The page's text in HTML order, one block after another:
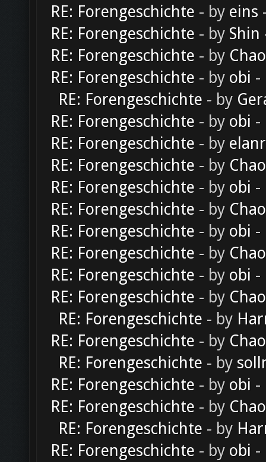
RE: Forengeschichte - by eins
RE: Forengeschichte - by Shin
RE: Forengeschichte - by
RE: Forengeschichte - by obi -
RE: Forengeschichte - by
RE: Forengeschichte - by obi -
RE: Forengeschichte - by
RE: Forengeschichte - by
RE: Forengeschichte - by obi -
RE: Forengeschichte - by
RE: Forengeschichte - by obi -
RE: Forengeschichte - by
RE: Forengeschichte - by obi -
RE: Forengeschichte - by
RE: Forengeschichte - by
RE: Forengeschichte - by
RE: Forengeschichte - by
RE: Forengeschichte - by obi -
RE: Forengeschichte - by
RE: Forengeschichte - by
RE: Forengeschichte - by obi -